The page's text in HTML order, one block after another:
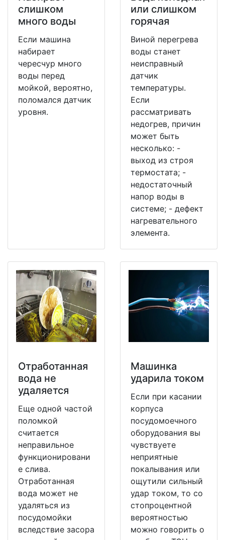
слишком
много воды
Если машина
набирает
чересчур много
воды перед
мойкой, вероятно,
поломался датчик
уровня.
или слишком
горячая
Виной перегрева
воды станет
неисправный
датчик
температуры.
Если
рассматривать
недогрев, причин
может быть
несколько: -
выход из строя
термостата; -
недостаточный
напор воды в
системе; - дефект
нагревательного
элемента.
Отработанная
вода не
удаляется
Еще одной частой
поломкой
считается
неправильное
функционировани
е слива.
Отработанная
вода может не
удаляться из
посудомойки
вследствие засора
Машинка
ударила током
Если при касании
корпуса
посудомоечного
оборудования вы
чувствуете
неприятные
покалывания или
ощутили сильный
удар током, то со
стопроцентной
вероятностью
можно говорить о